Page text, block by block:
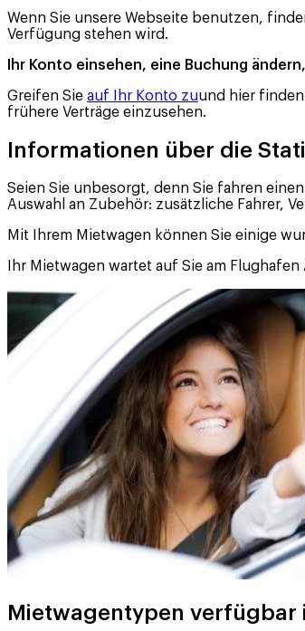
Wenn Sie unsere Webseite benutzen,
Verfügung stehen wird.
Ihr Konto einsehen, eine Buchung
Greifen Sie auf Ihr Konto zuund hier
frühere Verträge einzusehen.
Informationen über die
Seien Sie unbesorgt, denn Sie fahren
Auswahl an Zubehör: zusätzliche Fahrer,
Mit Ihrem Mietwagen können Sie einige
Ihr Mietwagen wartet auf Sie am Flughafen
Mietwagentypen verfügbar